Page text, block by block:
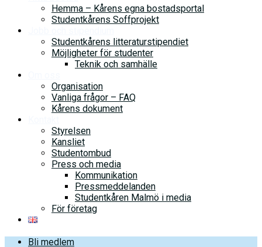
Hemma – Kårens egna bostadsportal
Studentkårens Soffprojekt
Studentkårens litteraturstipendiet
Möjligheter för studenter
Teknik och samhälle
Organisation
Vanliga frågor – FAQ
Kårens dokument
Styrelsen
Kansliet
Studentombud
Press och media
Kommunikation
Pressmeddelanden
Studentkåren Malmö i media
För företag
Bli medlem